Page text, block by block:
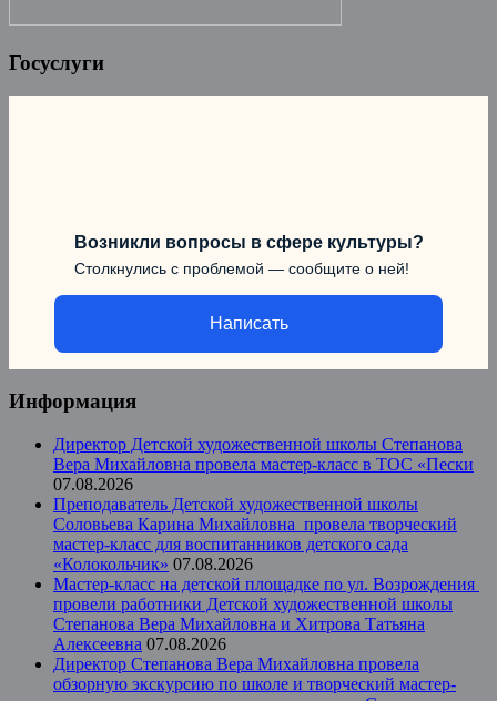
Госуслуги
Возникли вопросы в сфере культуры?
Столкнулись с проблемой — сообщите о ней!
Написать
Информация
Директор Детской художественной школы Степанова
Вера Михайловна провела мастер-класс в ТОС «Пески
07.08.2026
Преподаватель Детской художественной школы
Соловьева Карина Михайловна провела творческий
мастер-класс для воспитанников детского сада
«Колокольчик» 07.08.2026
Мастер-класс на детской площадке по ул. Возрождения
провели работники Детской художественной школы
Степанова Вера Михайловна и Хитрова Татьяна
Алексеевна 07.08.2026
Директор Степанова Вера Михайловна провела
обзорную экскурсию по школе и творческий мастер-